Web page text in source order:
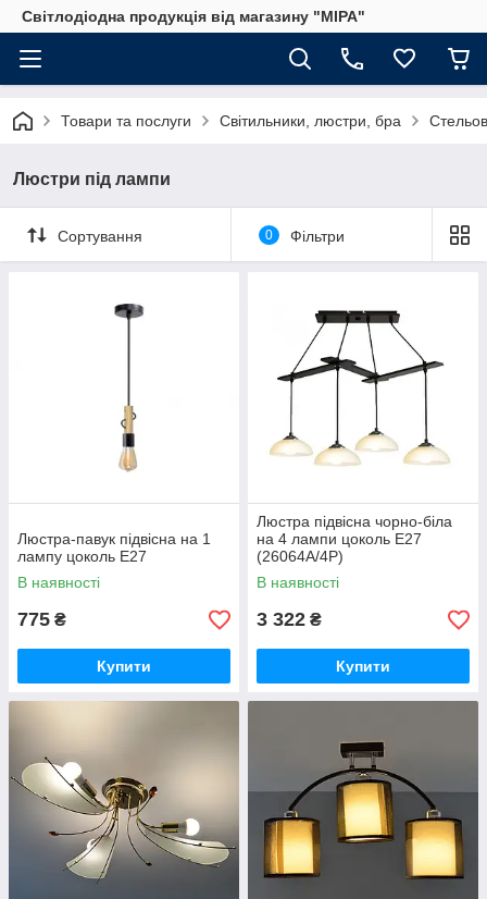
Світлодіодна продукція від магазину "МІРА"
Товари та послуги Світильники, люстри, бра
Люстри під лампи
Сортування 0 Фільтри
Люстра-павук підвісна на 1
лампу цоколь Е27
В наявності
775 ₴
Купити
Люстра підвісна чорно-біла
на 4 лампи цоколь Е27
(26064A/4P)
В наявності
3 322 ₴
Купити